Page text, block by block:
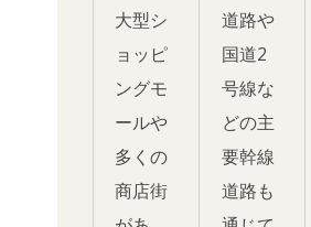
大型シ
ョッピ
ングモ
ールや
多くの
商店街
道路や
国道2
号線な
どの主
要幹線
道路も